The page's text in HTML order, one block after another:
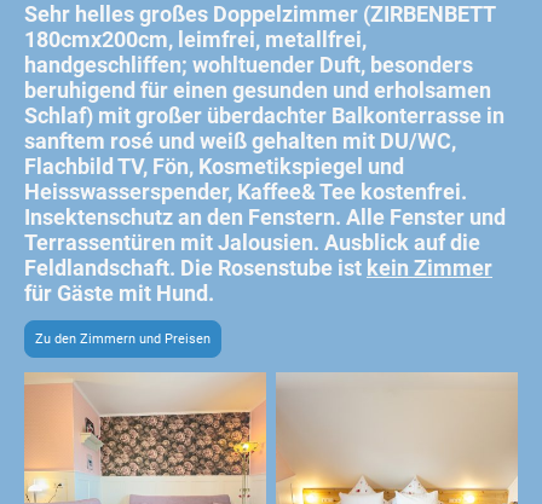
Sehr helles großes Doppelzimmer (ZIRBENBETT
180cmx200cm, leimfrei, metallfrei,
handgeschliffen; wohltuender Duft, besonders
beruhigend für einen gesunden und erholsamen
Schlaf) mit großer überdachter Balkonterrasse in
sanftem rosé und weiß gehalten mit DU/WC,
Flachbild TV, Fön, Kosmetikspiegel und
Heisswasserspender, Kaffee& Tee kostenfrei.
Insektenschutz an den Fenstern. Alle Fenster und
Terrassentüren mit Jalousien. Ausblick auf die
Feldlandschaft. Die Rosenstube ist kein Zimmer
für Gäste mit Hund.
Zu den Zimmern und Preisen